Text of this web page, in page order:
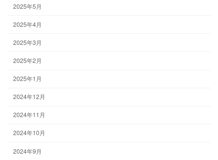
2025年5月
2025年4月
2025年3月
2025年2月
2025年1月
2024年12月
2024年11月
2024年10月
2024年9月